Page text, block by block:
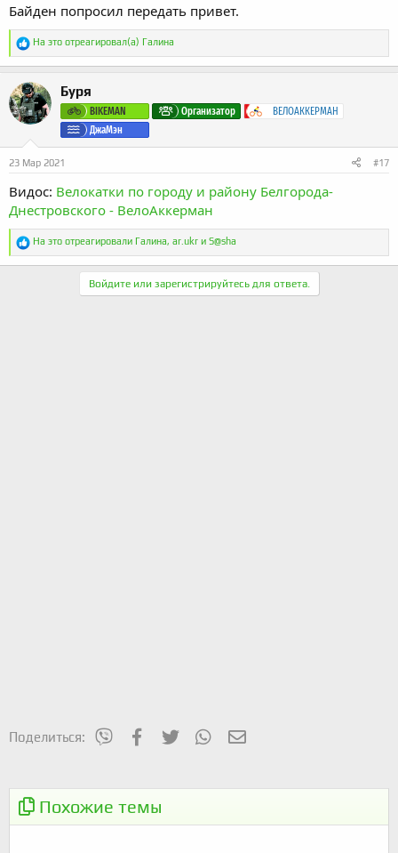
Байден попросил передать привет.
Р
а
к
ц
и
и
На это отреагировал(а) Галина
Буря
BIKEMAN Организатор
ВЕЛОАККЕРМАН
ДжаМэн
23 Мар 2021 #17
Видос: Велокатки по городу и району Белгорода-
Днестровского - ВелоАккерман
Р
а
На это отреагировали Галина, ar.ukr и S@sha
Войдите или зарегистрируйтесь для ответа.
Поделиться: mes_viberFacebook
Twitter WhatsAppЭлектронная почта
Похожие темы